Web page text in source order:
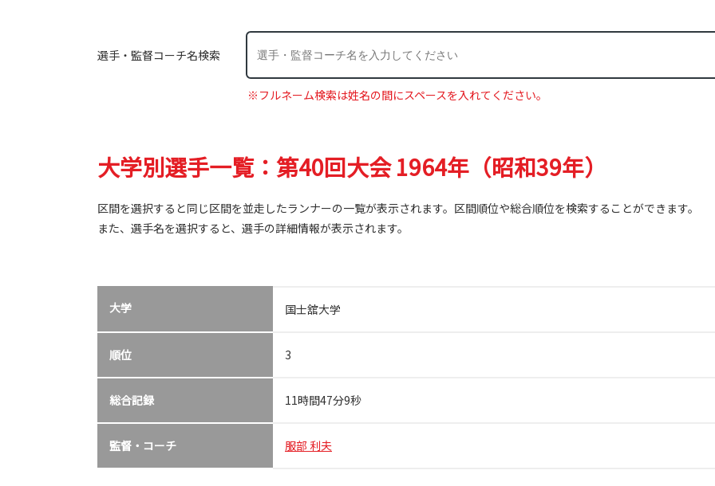
選手・監督コーチ名検索
※フルネーム検索は姓名の間にスペースを入れてください。
大学別選手一覧：第40回大会 1964年（昭和39年）
区間を選択すると同じ区間を並走したランナーの一覧が表示されます。区間順位や総合順位を検索することができます。
また、選手名を選択すると、選手の詳細情報が表示されます。
大学 国士舘大学
順位 3
総合記録 11時間47分9秒
監督・コーチ 服部 利夫